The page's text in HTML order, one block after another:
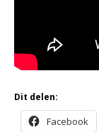
Dit delen:
Facebook